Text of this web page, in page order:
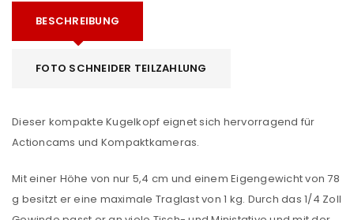
BESCHREIBUNG
FOTO SCHNEIDER TEILZAHLUNG
Dieser kompakte Kugelkopf eignet sich hervorragend für
Actioncams und Kompaktkameras.
Mit einer Höhe von nur 5,4 cm und einem Eigengewicht von 78
g besitzt er eine maximale Traglast von 1 kg. Durch das 1/4 Zoll